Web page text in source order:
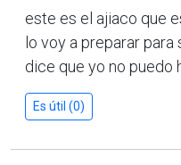
este es el ajiaco que
lo voy a preparar
dice que yo no puedo
Es útil (0)